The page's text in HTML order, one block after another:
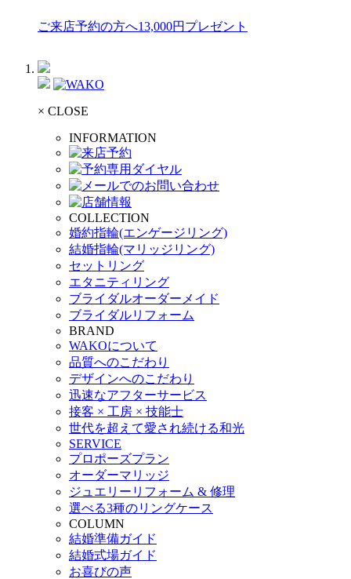
ご来店予約の方へ13,000円プレゼント
× CLOSE
INFORMATION
COLLECTION
婚約指輪(エンゲージリング)
結婚指輪(マリッジリング)
セットリング
エタニティリング
ブライダルオーダーメイド
ブライダルリフォーム
BRAND
WAKOについて
品質へのこだわり
デザインへのこだわり
迅速なアフターサービス
接客 × 工房 × 技能士
世代を超えて愛され続ける和光
SERVICE
プロポーズプラン
オーダーマリッジ
ジュエリーリフォーム & 修理
選べる3種のリングケース
COLUMN
結婚準備ガイド
結婚式場ガイド
お喜びの声